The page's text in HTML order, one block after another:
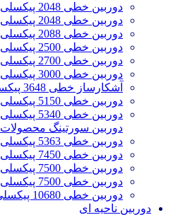
دوربین خطی 2048 پیکسلی مدل RA-LSC-1205
دوربین خطی 2048 پیکسلی مدل RA-LSC-1209
دوربین خطی 2088 پیکسلی مدل RA-LSC-3753
دوربین خطی 2500 پیکسلی مدل RA-LSC-1254
دوربین خطی 2700 پیکسلی رنگی مدل RA-LSC-2253
دوربین خطی 3000 پیکسلی مدل RA-LSC-0526
آشکارساز خطی 3648 پیکسلی مدل RA-LSC-1304
دوربین خطی 5150 پیکسلی مدل RA-LSC-0553
دوربین سورتینگ محصولات
دوربین خطی 5363 پیکسلی رنگی مدل RA-LSC-0718
دوربین خطی 7450 پیکسلی مدل RA-LSC-1707
دوربین خطی 7500 پیکسلی مدل RA-LSC-0532
دوربین خطی 7500 پیکسلی مدل RA-LSC-2717
دوربین خطی 10680 پیکسلی مدل RA-LSC-2950
دوربین ناحیه ای